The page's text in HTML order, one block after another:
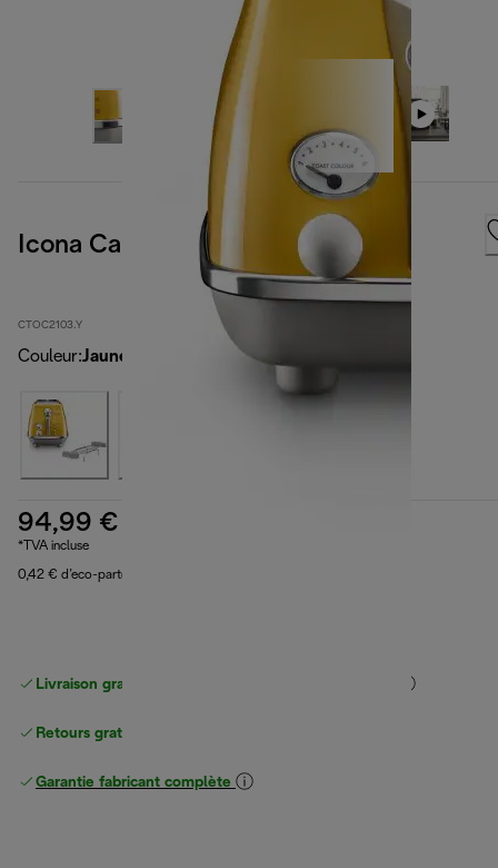
Icona Capitals New York Yellow
CTOC2103.Y
Couleur:Jaune
94,99 €
*TVA incluse
0,42 € d’eco-part
Livraison gratuite standard
Retours gratuits
Garantie fabricant complète